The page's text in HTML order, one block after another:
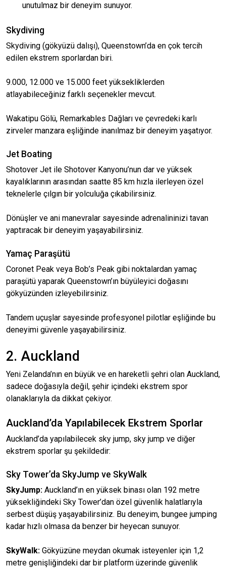
unutulmaz bir deneyim sunuyor.
Skydiving
Skydiving (gökyüzü dalışı), Queenstown’da en çok tercih
edilen ekstrem sporlardan biri.
9.000, 12.000 ve 15.000 feet yüksekliklerden
atlayabileceğiniz farklı seçenekler mevcut.
Wakatipu Gölü, Remarkables Dağları ve çevredeki karlı
zirveler manzara eşliğinde inanılmaz bir deneyim yaşatıyor.
Jet Boating
Shotover Jet ile Shotover Kanyonu’nun dar ve yüksek
kayalıklarının arasından saatte 85 km hızla ilerleyen özel
teknelerle çılgın bir yolculuğa çıkabilirsiniz.
Dönüşler ve ani manevralar sayesinde adrenalininizi tavan
yaptıracak bir deneyim yaşayabilirsiniz.
Yamaç Paraşütü
Coronet Peak veya Bob’s Peak gibi noktalardan yamaç
paraşütü yaparak Queenstown’ın büyüleyici doğasını
gökyüzünden izleyebilirsiniz.
Tandem uçuşlar sayesinde profesyonel pilotlar eşliğinde bu
deneyimi güvenle yaşayabilirsiniz.
2. Auckland
Yeni Zelanda’nın en büyük ve en hareketli şehri olan Auckland,
sadece doğasıyla değil, şehir içindeki ekstrem spor
olanaklarıyla da dikkat çekiyor.
Auckland’da Yapılabilecek Ekstrem Sporlar
Auckland’da yapılabilecek sky jump, sky jump ve diğer
ekstrem sporlar şu şekildedir:
Sky Tower’da SkyJump ve SkyWalk
SkyJump: Auckland’ın en yüksek binası olan 192 metre
yüksekliğindeki Sky Tower’dan özel güvenlik halatlarıyla
serbest düşüş yaşayabilirsiniz. Bu deneyim, bungee jumping
kadar hızlı olmasa da benzer bir heyecan sunuyor.
SkyWalk: Gökyüzüne meydan okumak isteyenler için 1,2
metre genişliğindeki dar bir platform üzerinde güvenlik